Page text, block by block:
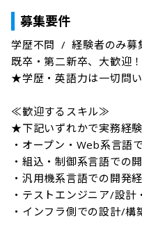
募集要件
学歴不問 / 経験者のみ募
既卒・第二新卒、大歓迎！
★学歴・英語力は一切問い
≪歓迎するスキル≫
★下記いずれかで実務経
・オープン・Web系言語
・組込・制御系言語での
・汎用機系言語での開発
・テストエンジニア/設計
・インフラ側での設計/構